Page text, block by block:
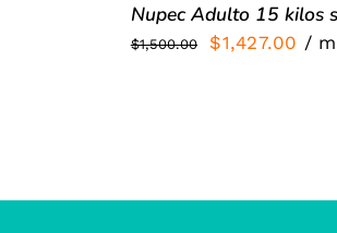
Nupec Adulto 15 kilos
$1,500.00
El
$1,427.00 El
/